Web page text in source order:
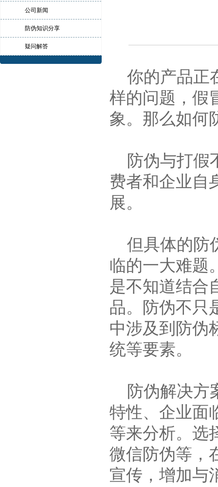
公司新闻
防伪知识分享
疑问解答
你的产品正
样的问题，假
象。那么如何
防伪与打假
费者和企业自
展。
但具体的防
临的一大难题
是不知道结合
品。防伪不只
中涉及到防伪
统等要素。
防伪解决方
特性、企业面
等来分析。选
微信防伪等，
宣传，增加与